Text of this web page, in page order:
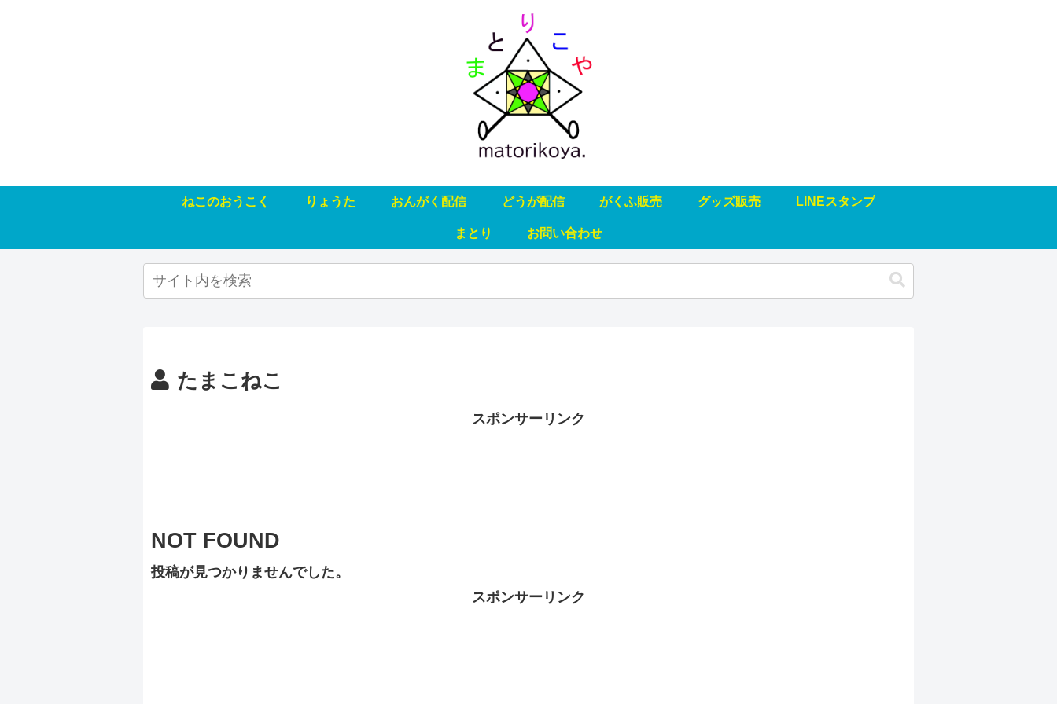
ねこのおうこく りょうた おんがく配信 どうが配信 がくふ販売 グッズ販売 LINEスタンプ
まとり お問い合わせ
たまこねこ
スポンサーリンク
NOT FOUND
投稿が見つかりませんでした。
スポンサーリンク